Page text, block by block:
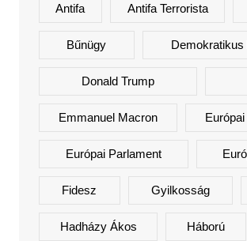
Antifa Antifa Terrorista
Bűnügy Demokratikus
Donald Trump
Emmanuel Macron
Európai Parlament
Fidesz Gyilkosság
Hadházy Ákos Háború